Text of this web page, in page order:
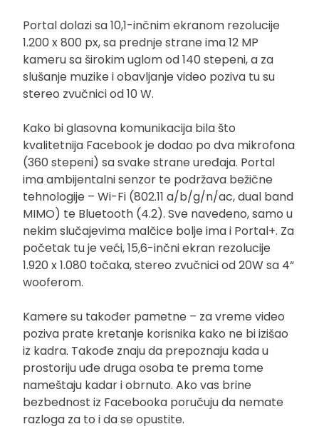
Portal dolazi sa 10,1-inčnim ekranom rezolucije
1.200 x 800 px, sa prednje strane ima 12 MP
kameru sa širokim uglom od 140 stepeni, a za
slušanje muzike i obavljanje video poziva tu su
stereo zvučnici od 10 W.
Kako bi glasovna komunikacija bila što
kvalitetnija Facebook je dodao po dva mikrofona
(360 stepeni) sa svake strane uređaja. Portal
ima ambijentalni senzor te podržava bežične
tehnologije – Wi-Fi (802.11 a/b/g/n/ac, dual band
MIMO) te Bluetooth (4.2). Sve navedeno, samo u
nekim slučajevima malčice bolje ima i Portal+. Za
početak tu je veći, 15,6-inčni ekran rezolucije
1.920 x 1.080 točaka, stereo zvučnici od 20W sa 4“
wooferom.
Kamere su također pametne – za vreme video
poziva prate kretanje korisnika kako ne bi izišao
iz kadra. Takođe znaju da prepoznaju kada u
prostoriju uđe druga osoba te prema tome
nameštaju kadar i obrnuto. Ako vas brine
bezbednost iz Facebooka poručuju da nemate
razloga za to i da se opustite.